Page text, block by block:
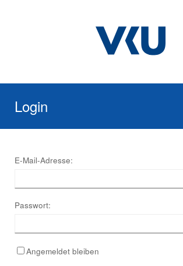
Login
E-Mail-Adresse:
Passwort:
Angemeldet bleiben